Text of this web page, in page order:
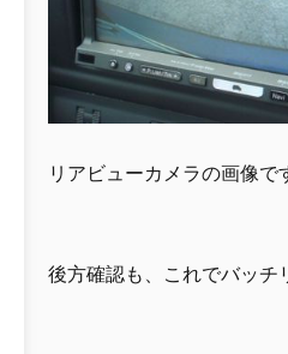
リアビューカメラの画像で
後方確認も、これでバッチ